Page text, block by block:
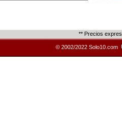
** Precios
© 2002/2022 Solo10.com